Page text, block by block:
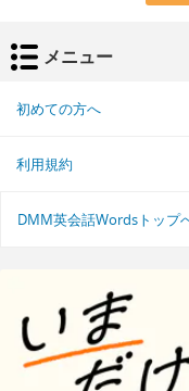
メニュー
初めての方へ
利用規約
DMM英会話Wordsトップ